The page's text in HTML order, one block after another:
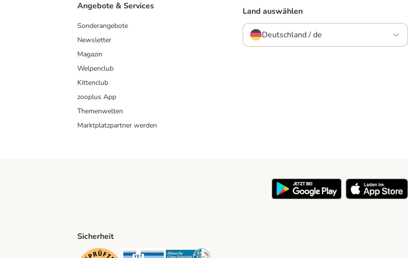
Angebote & Services
Sonderangebote
Newsletter
Magazin
Welpenclub
Kittenclub
zooplus App
Themenwelten
Marktplatzpartner werden
Land auswählen
Deutschland / de
Sicherheit
Security Security Security